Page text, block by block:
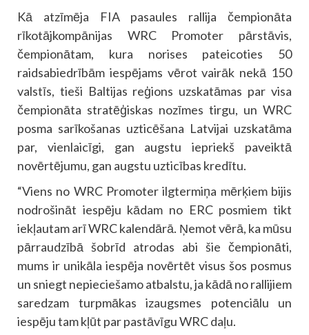
Kā atzīmēja FIA pasaules rallija čempionāta
rīkotājkompānijas WRC Promoter pārstāvis,
čempionātam, kura norises pateicoties 50
raidsabiedrībām iespējams vērot vairāk nekā 150
valstīs, tieši Baltijas reģions uzskatāmas par visa
čempionāta stratēģiskas nozīmes tirgu, un WRC
posma sarīkošanas uzticēšana Latvijai uzskatāma
par, vienlaicīgi, gan augstu iepriekš paveiktā
novērtējumu, gan augstu uzticības kredītu.
“Viens no WRC Promoter ilgtermiņa mērķiem bijis
nodrošināt iespēju kādam no ERC posmiem tikt
iekļautam arī WRC kalendārā. Ņemot vērā, ka mūsu
pārraudzībā šobrīd atrodas abi šie čempionāti,
mums ir unikāla iespēja novērtēt visus šos posmus
un sniegt nepieciešamo atbalstu, ja kādā no rallijiem
saredzam turpmākas izaugsmes potenciālu un
iespēju tam kļūt par pastāvīgu WRC daļu.